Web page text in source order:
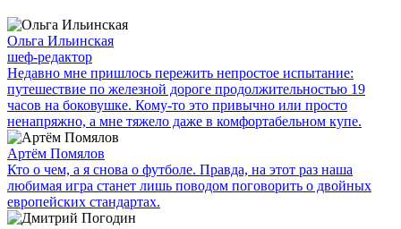
Ольга Ильинская
шеф-редактор
Недавно мне пришлось пережить непростое испытание:
путешествие по железной дороге продолжительностью 19
часов на боковушке. Кому-то это привычно или просто
ненапряжно, а мне тяжело даже в комфортабельном купе.
Артём Помялов
Кто о чем, а я снова о футболе. Правда, на этот раз наша
любимая игра станет лишь поводом поговорить о двойных
европейских стандартах.